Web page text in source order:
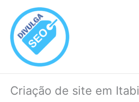
conteúdo
Criação de site em Itabi